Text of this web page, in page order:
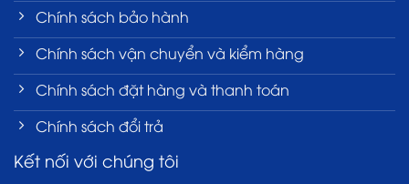
Chính sách bảo hành
Chính sách vận chuyển và kiểm hàng
Chính sách đặt hàng và thanh toán
Chính sách đổi trả
Kết nối với chúng tôi